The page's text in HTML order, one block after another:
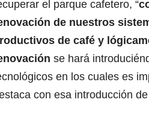
el parque cafetero, “
de nuestros
de café y
se hará
en los cuales es
con esa introducción